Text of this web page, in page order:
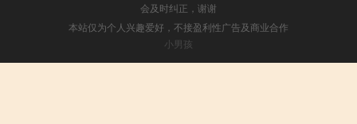
会及时纠正，谢谢
本站仅为个人兴趣爱好，不接盈利性广告及商业合作
小男孩